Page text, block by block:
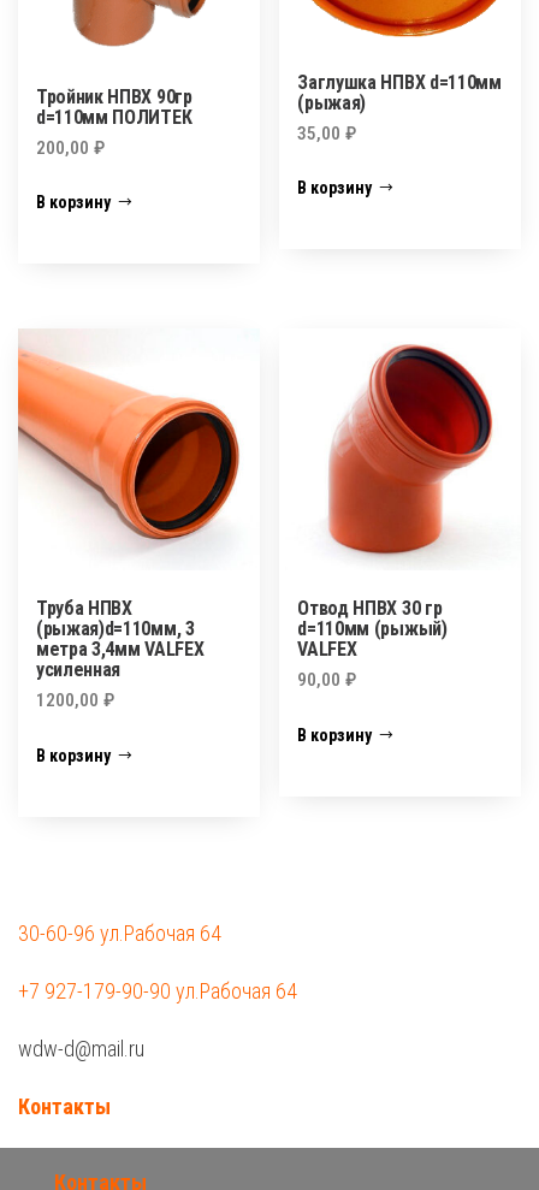
Тройник НПВХ 90гр
d=110мм ПОЛИТЕК
200,00 ₽
В корзину
Заглушка НПВХ d=110мм
(рыжая)
35,00₽
В корзину
Труба НПВХ
(рыжая)d=110мм, 3
метра 3,4мм VALFEX
усиленная
1200,00 ₽
В корзину
Отвод НПВХ 30 гр
d=110мм (рыжый)
VALFEX
90,00₽
В корзину
30-60-96 ул.Рабочая 64
+7 927-179-90-90 ул.Рабочая 64
wdw-d@mail.ru
Контакты
Контакты